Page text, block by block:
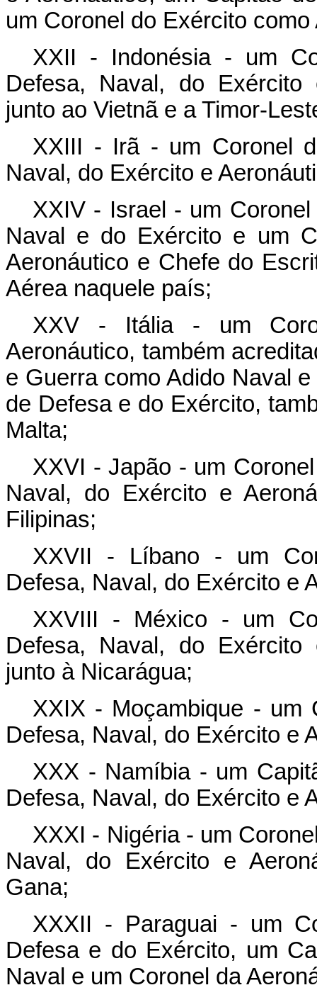
um Coronel do Exército
XXII - Indonésia - um
Defesa, Naval, do Exército
junto ao Vietnã e a Timor-
XXIII - Irã - um Coronel
Naval, do Exército e
XXIV - Israel - um
Naval e do Exército e um
Aeronáutico e Chefe do
Aérea naquele país;
XXV - Itália - um
Aeronáutico, também
e Guerra como Adido Naval
de Defesa e do Exército,
Malta;
XXVI - Japão - um
Naval, do Exército e
Filipinas;
XXVII - Líbano - um
Defesa, Naval, do Exército e
XXVIII - México - um
Defesa, Naval, do Exército
junto à Nicarágua;
XXIX - Moçambique - um
Defesa, Naval, do Exército e
XXX - Namíbia - um
Defesa, Naval, do Exército e
XXXI - Nigéria - um
Naval, do Exército e
Gana;
XXXII - Paraguai - um
Defesa e do Exército, um
Naval e um Coronel da